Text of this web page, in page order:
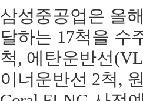
삼성중공업은 올
달하는 17척을 수
척, 에탄운반선
이너운반선 2척,